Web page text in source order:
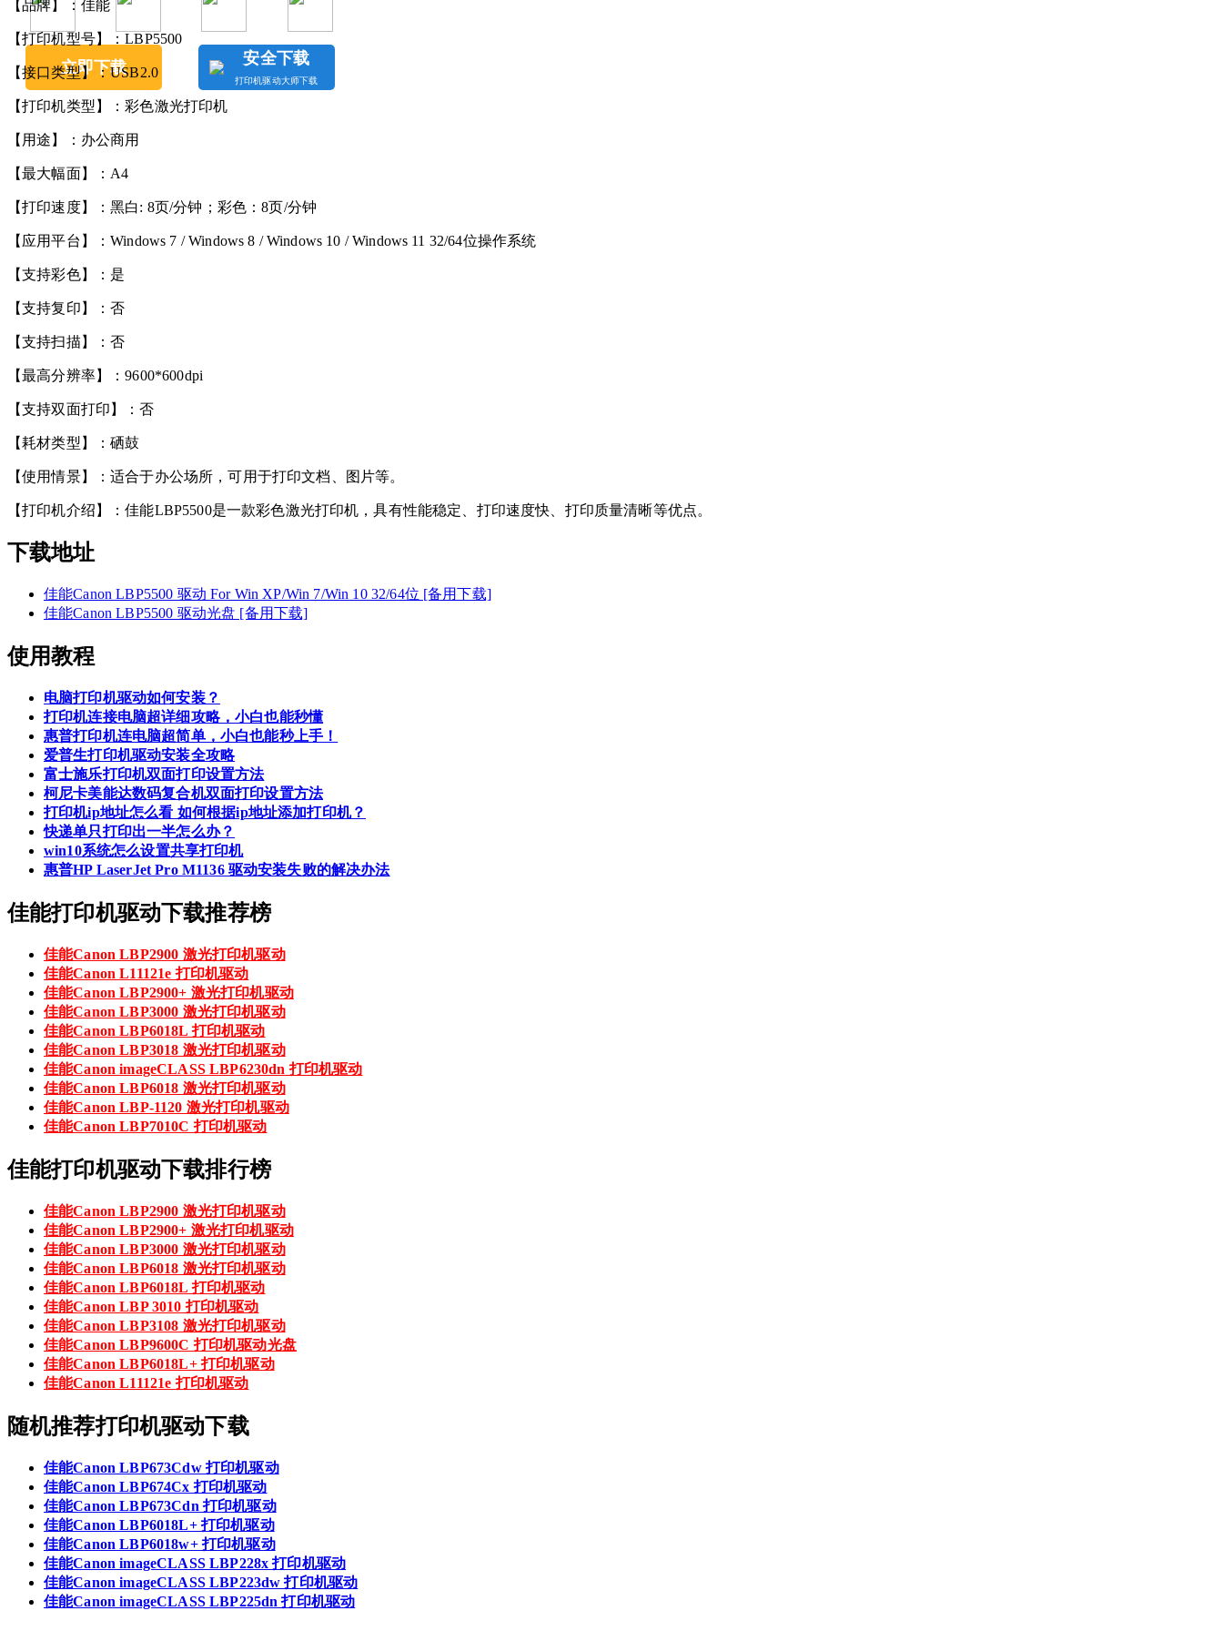
立即下载 安全下载
打印机驱动大师下载
【品牌】：佳能
【打印机型号】：LBP5500
【接口类型】：USB2.0
【打印机类型】：彩色激光打印机
【用途】：办公商用
【最大幅面】：A4
【打印速度】：黑白: 8页/分钟；彩色：8页/分钟
【应用平台】：Windows 7 / Windows 8 / Windows 10 / Windows 11 32/64位操作系统
【支持彩色】：是
【支持复印】：否
【支持扫描】：否
【最高分辨率】：9600*600dpi
【支持双面打印】：否
【耗材类型】：硒鼓
【使用情景】：适合于办公场所，可用于打印文档、图片等。
【打印机介绍】：佳能LBP5500是一款彩色激光打印机，具有性能稳定、打印速度快、打印质量清晰等优点。
下载地址
佳能Canon LBP5500 驱动 For Win XP/Win 7/Win 10 32/64位 [备用下载]
佳能Canon LBP5500 驱动光盘 [备用下载]
使用教程
电脑打印机驱动如何安装？
打印机连接电脑超详细攻略，小白也能秒懂
惠普打印机连电脑超简单，小白也能秒上手！
爱普生打印机驱动安装全攻略
富士施乐打印机双面打印设置方法
柯尼卡美能达数码复合机双面打印设置方法
打印机ip地址怎么看 如何根据ip地址添加打印机？
快递单只打印出一半怎么办？
win10系统怎么设置共享打印机
惠普HP LaserJet Pro M1136 驱动安装失败的解决办法
佳能打印机驱动下载推荐榜
佳能Canon LBP2900 激光打印机驱动
佳能Canon L11121e 打印机驱动
佳能Canon LBP2900+ 激光打印机驱动
佳能Canon LBP3000 激光打印机驱动
佳能Canon LBP6018L 打印机驱动
佳能Canon LBP3018 激光打印机驱动
佳能Canon imageCLASS LBP6230dn 打印机驱动
佳能Canon LBP6018 激光打印机驱动
佳能Canon LBP-1120 激光打印机驱动
佳能Canon LBP7010C 打印机驱动
佳能打印机驱动下载排行榜
佳能Canon LBP2900 激光打印机驱动
佳能Canon LBP2900+ 激光打印机驱动
佳能Canon LBP3000 激光打印机驱动
佳能Canon LBP6018 激光打印机驱动
佳能Canon LBP6018L 打印机驱动
佳能Canon LBP 3010 打印机驱动
佳能Canon LBP3108 激光打印机驱动
佳能Canon LBP9600C 打印机驱动光盘
佳能Canon LBP6018L+ 打印机驱动
佳能Canon L11121e 打印机驱动
随机推荐打印机驱动下载
佳能Canon LBP673Cdw 打印机驱动
佳能Canon LBP674Cx 打印机驱动
佳能Canon LBP673Cdn 打印机驱动
佳能Canon LBP6018L+ 打印机驱动
佳能Canon LBP6018w+ 打印机驱动
佳能Canon imageCLASS LBP228x 打印机驱动
佳能Canon imageCLASS LBP223dw 打印机驱动
佳能Canon imageCLASS LBP225dn 打印机驱动